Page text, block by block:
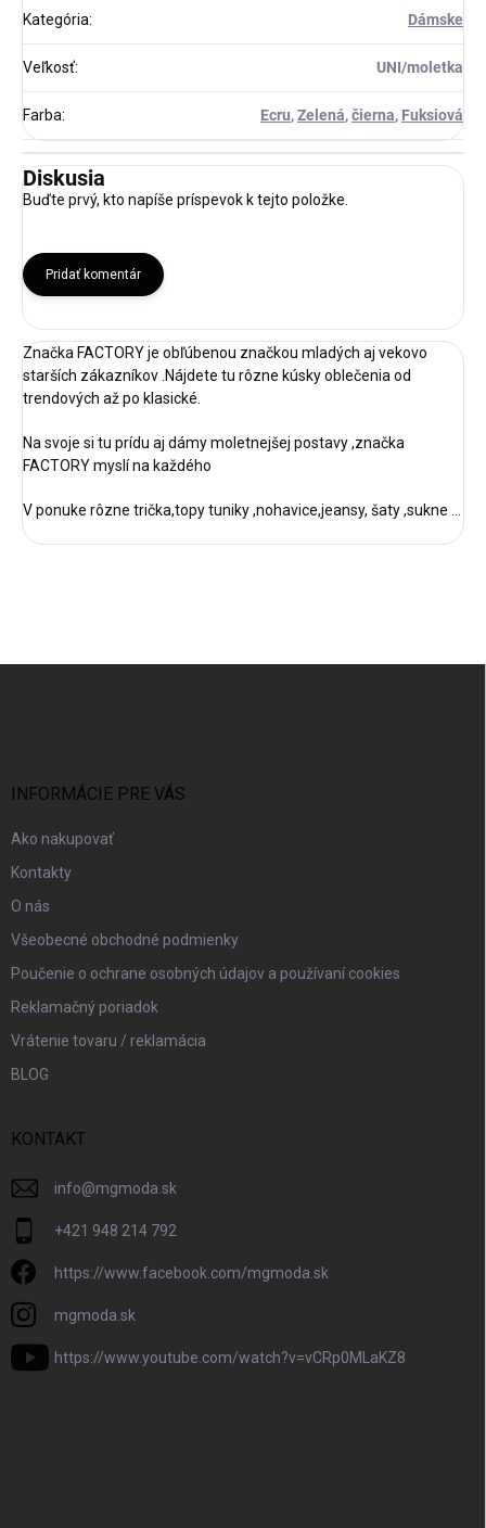
Kategória: Dámske
Veľkosť: UNI/moletka
Farba: Ecru,Zelená,čierna, Fuksiová
Diskusia
Buďte prvý, kto napíše príspevok k tejto položke.
Pridať komentár
Značka FACTORY je obľúbenou značkou mladých aj vekovo
starších zákazníkov .Nájdete tu rôzne kúsky oblečenia od
trendových až po klasické.
Na svoje si tu prídu aj dámy moletnejšej postavy ,značka
FACTORY myslí na každého
V ponuke rôzne trička,topy tuniky ,nohavice,jeansy, šaty ,sukne ...
INFORMÁCIE PRE VÁS
Ako nakupovať
Kontakty
O nás
Všeobecné obchodné podmienky
Poučenie o ochrane osobných údajov a používaní cookies
Reklamačný poriadok
Vrátenie tovaru / reklamácia
BLOG
KONTAKT
info@mgmoda.sk
+421 948 214 792
https://www.facebook.com/mgmoda.sk
mgmoda.sk
https://www.youtube.com/watch?v=vCRp0MLaKZ8